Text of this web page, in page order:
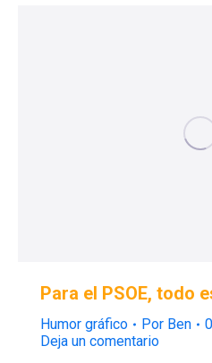
Para el PSOE, todo
Humor gráfico Por Ben
Deja un comentario